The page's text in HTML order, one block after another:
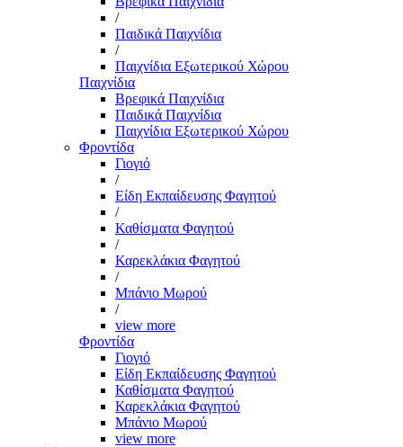
/
Παιδικά Παιχνίδια
/
Παιχνίδια Εξωτερικού Χώρου
Παιχνίδια
Βρεφικά Παιχνίδια
Παιδικά Παιχνίδια
Παιχνίδια Εξωτερικού Χώρου
Φροντίδα
Γιογιό
/
Είδη Εκπαίδευσης Φαγητού
/
Καθίσματα Φαγητού
/
Καρεκλάκια Φαγητού
/
Μπάνιο Μωρού
/
view more
Φροντίδα
Γιογιό
Είδη Εκπαίδευσης Φαγητού
Καθίσματα Φαγητού
Καρεκλάκια Φαγητού
Μπάνιο Μωρού
view more